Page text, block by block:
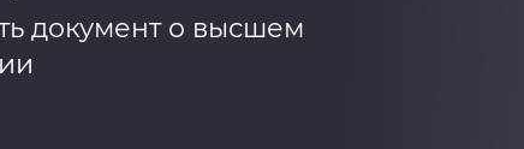
документ о высшем